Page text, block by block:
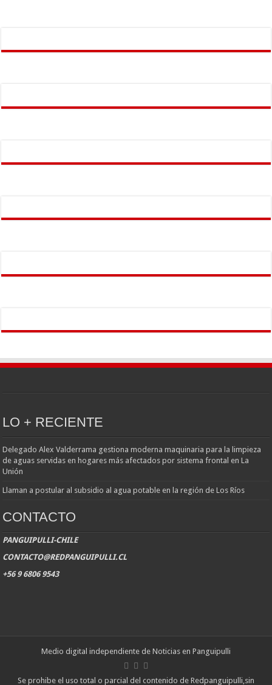
LO + RECIENTE
Delegado Alex Valderrama gestiona moderna maquinaria para la limpieza
de aguas servidas en hogares más afectados por sistema frontal en La
Unión
Llaman a postular al subsidio al agua potable en la región de Los Ríos
CONTACTO
PANGUIPULLI-CHILE
CONTACTO@REDPANGUIPULLI.CL
+56 9 6806 9543
Medio digital independiente de Noticias en Panguipulli
Se prohibe el uso total o parcial del contenido de Redpanguipulli,sin